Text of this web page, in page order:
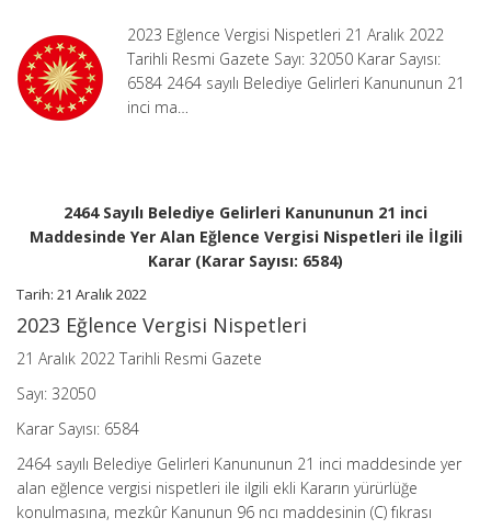
Eğlence
Vergisi
Nispetleri
6584)
için
2023 Eğlence Vergisi Nispetleri 21 Aralık 2022
Tarihli Resmi Gazete Sayı: 32050 Karar Sayısı:
6584 2464 sayılı Belediye Gelirleri Kanununun 21
inci ma…
2464 Sayılı Belediye Gelirleri Kanununun 21 inci
Maddesinde Yer Alan Eğlence Vergisi Nispetleri ile İlgili
Karar (Karar Sayısı: 6584)
Tarih: 21 Aralık 2022
2023 Eğlence Vergisi Nispetleri
21 Aralık 2022 Tarihli Resmi Gazete
Sayı: 32050
Karar Sayısı: 6584
2464 sayılı Belediye Gelirleri Kanununun 21 inci maddesinde yer
alan eğlence vergisi nispetleri ile ilgili ekli Kararın yürürlüğe
konulmasına, mezkûr Kanunun 96 ncı maddesinin (C) fıkrası